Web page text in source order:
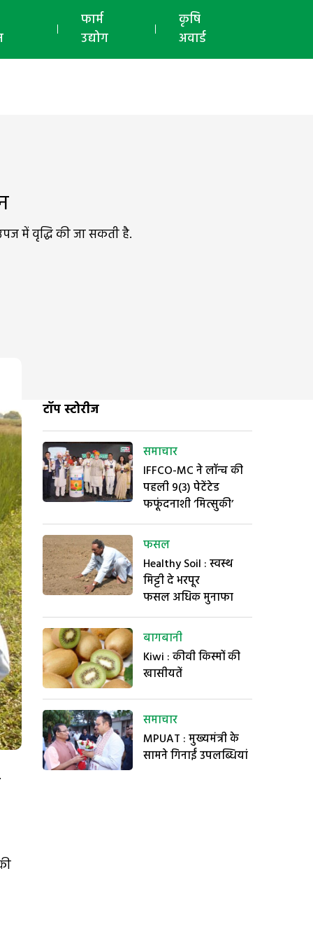
फार्म
उद्योग
कृषि
अवार्ड
में वृद्धि की जा सकती है.
टॉप स्टोरीज
समाचार
IFFCO-MC ने लॉन्च की
पहली 9(3) पेटेंटेड
फफूंदनाशी ‘मित्सुकी’
फसल
Healthy Soil : स्वस्थ
मिट्टी दे भरपूर
फसल अधिक मुनाफा
बागबानी
Kiwi : कीवी किस्मों की
खासीयतें
समाचार
MPUAT : मुख्यमंत्री के
सामने गिनाईं उपलब्धियां